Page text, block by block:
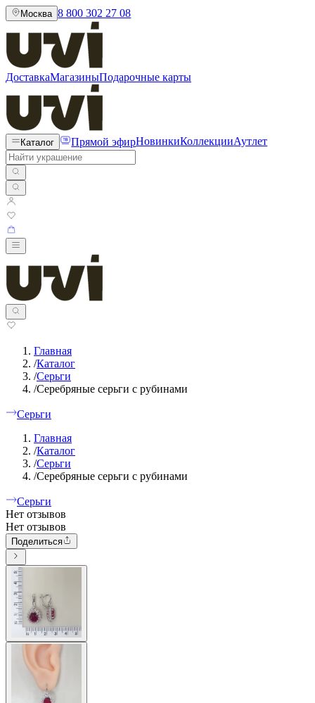
Москва 8 800 302 27 08
ДоставкаМагазиныПодарочные карты
Каталог Прямой эфирНовинкиКоллекцииАутлет
Главная
/Каталог
/Серьги
/Серебряные серьги с рубинами
Серьги
Главная
/Каталог
/Серьги
/Серебряные серьги с рубинами
Серьги
Нет отзывов
Нет отзывов
Поделиться